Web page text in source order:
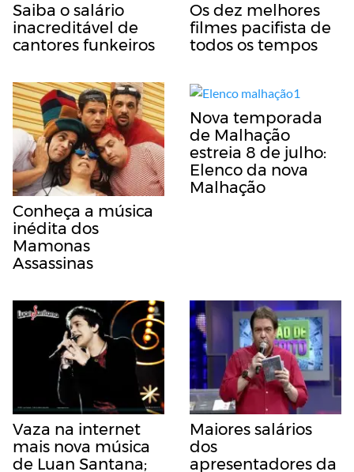
Saiba o salário
inacreditável de
cantores funkeiros
Os dez melhores
filmes pacifista de
todos os tempos
Conheça a música
inédita dos
Mamonas
Assassinas
Nova temporada
de Malhação
estreia 8 de julho:
Elenco da nova
Malhação
Vaza na internet
mais nova música
de Luan Santana;
Maiores salários
dos
apresentadores da